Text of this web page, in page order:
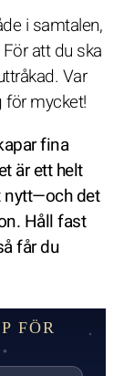
i samtalen,
att du ska
Var
för mycket!
fina
är ett helt
nytt—och det
Håll fast
får du
FÖR